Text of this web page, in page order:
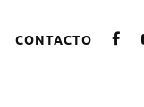
CONTACTO